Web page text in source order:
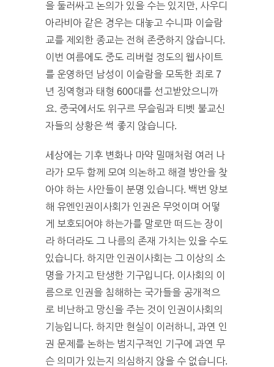
을 둘러싸고 논의가 있을 수는 있지만, 사우디
아라비아 같은 경우는 대놓고 수니파 이슬람
교를 제외한 종교는 전혀 존중하지 않습니다.
이번 여름에도 중도 리버럴 정도의 웹사이트
를 운영하던 남성이 이슬람을 모독한 죄로 7
년 징역형과 태형 600대를 선고받았으니까
요. 중국에서도 위구르 무슬림과 티벳 불교신
자들의 상황은 썩 좋지 않습니다.
세상에는 기후 변화나 마약 밀매처럼 여러 나
라가 모두 함께 모여 의논하고 해결 방안을 찾
아야 하는 사안들이 분명 있습니다. 백번 양보
해 유엔인권이사회가 인권은 무엇이며 어떻
게 보호되어야 하는가를 말로만 떠드는 장이
라 하더라도 그 나름의 존재 가치는 있을 수도
있습니다. 하지만 인권이사회는 그 이상의 소
명을 가지고 탄생한 기구입니다. 이사회의 이
름으로 인권을 침해하는 국가들을 공개적으
로 비난하고 망신을 주는 것이 인권이사회의
기능입니다. 하지만 현실이 이러하니, 과연 인
권 문제를 논하는 범지구적인 기구에 과연 무
슨 의미가 있는지 의심하지 않을 수 없습니다.